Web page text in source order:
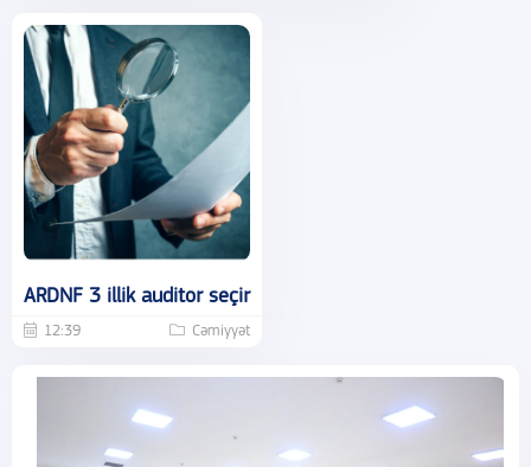
ARDNF 3 illik auditor seçir
12:39 Cəmiyyət